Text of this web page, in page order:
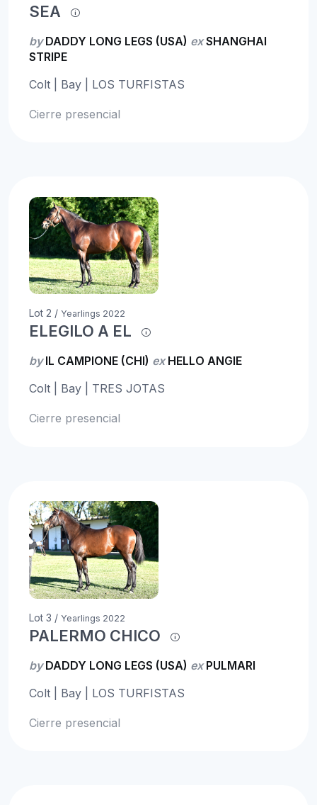
SEA
byDADDY LONG LEGS (USA) exSHANGHAI
STRIPE
Colt | Bay | LOS TURFISTAS
Cierre presencial
Lot 2 / Yearlings 2022
ELEGILO A EL
byIL CAMPIONE (CHI) exHELLO ANGIE
Colt | Bay | TRES JOTAS
Cierre presencial
Lot 3 / Yearlings 2022
PALERMO CHICO
byDADDY LONG LEGS (USA) exPULMARI
Colt | Bay | LOS TURFISTAS
Cierre presencial